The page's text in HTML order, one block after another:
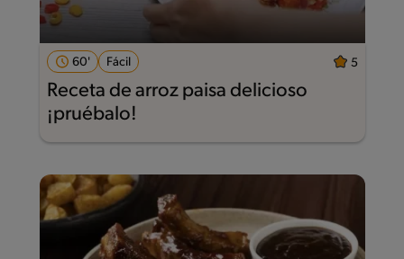
60' Fácil 5
Receta de arroz paisa delicioso
¡pruébalo!